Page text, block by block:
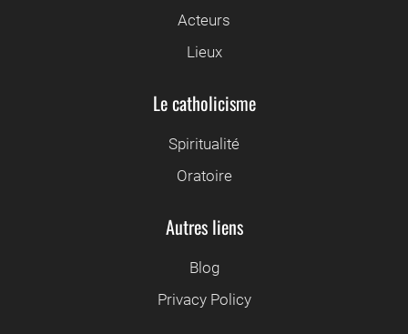
Acteurs
Lieux
Le catholicisme
Spiritualité
Oratoire
Autres liens
Blog
Privacy Policy